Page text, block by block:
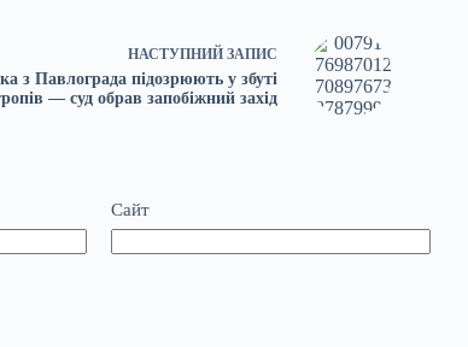
НАСТУПНИЙ ЗАПИС
з Павлограда підозрюють у збуті
— суд обрав запобіжний захід
Сайт